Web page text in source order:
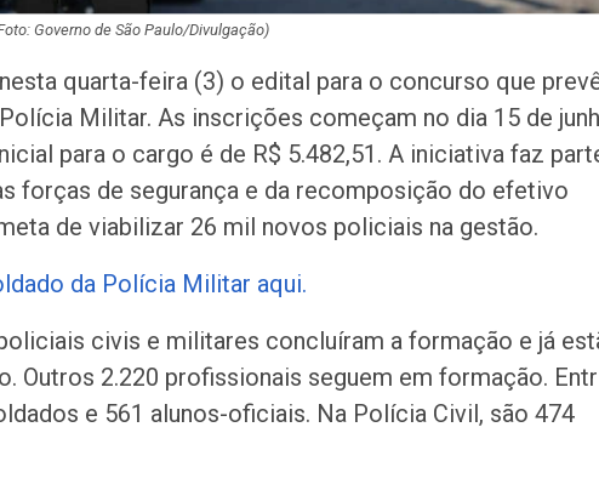
Governo de São Paulo/Divulgação)
quarta-feira (3) o edital para o concurso que
Militar. As inscrições começam no dia 15 de
para o cargo é de R$ 5.482,51. A iniciativa faz
forças de segurança e da recomposição do efetivo
de viabilizar 26 mil novos policiais na gestão.
da Polícia Militar aqui.
civis e militares concluíram a formação e já
Outros 2.220 profissionais seguem em formação.
e 561 alunos-oficiais. Na Polícia Civil, são 474